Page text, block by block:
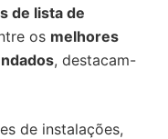
de lista de
os melhores
, destacam-
de instalações,